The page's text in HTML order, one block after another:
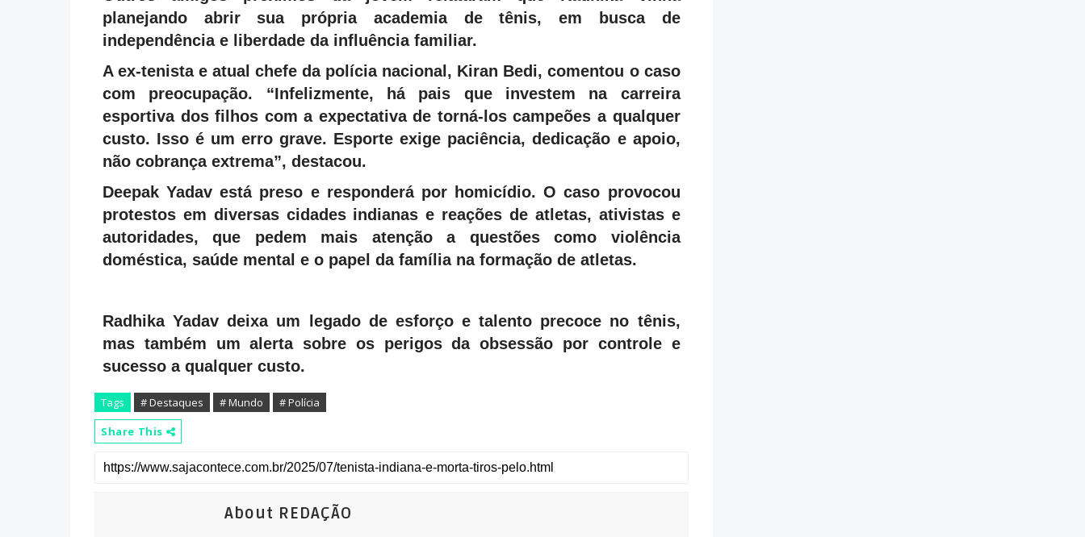
planejando abrir sua própria academia de tênis, em busca de
independência e liberdade da influência familiar.
A ex-tenista e atual chefe da polícia nacional, Kiran Bedi, comentou o caso
com preocupação. “Infelizmente, há pais que investem na carreira
esportiva dos filhos com a expectativa de torná-los campeões a qualquer
custo. Isso é um erro grave. Esporte exige paciência, dedicação e apoio,
não cobrança extrema”, destacou.
Deepak Yadav está preso e responderá por homicídio. O caso provocou
protestos em diversas cidades indianas e reações de atletas, ativistas e
autoridades, que pedem mais atenção a questões como violência
doméstica, saúde mental e o papel da família na formação de atletas.
Radhika Yadav deixa um legado de esforço e talento precoce no tênis,
mas também um alerta sobre os perigos da obsessão por controle e
sucesso a qualquer custo.
Tags # Destaques # Mundo
# Polícia
Share This
About REDAÇÃO